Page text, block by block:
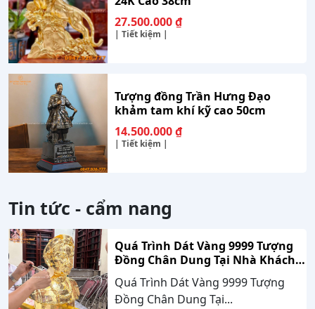
27.500.000₫
| Tiết kiệm |
Tượng đồng Trần Hưng Đạo
khảm tam khí kỹ cao 50cm
14.500.000₫
| Tiết kiệm |
Tin tức - cẩm nang
Quá Trình Dát Vàng 9999 Tượng
Đồng Chân Dung Tại Nhà Khách
Hàng Nghệ An
Quá Trình Dát Vàng 9999 Tượng
Đồng Chân Dung Tại...